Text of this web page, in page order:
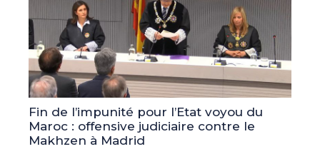
Fin de l’impunité pour l’Etat voyou du
Maroc : offensive judiciaire contre le
Makhzen à Madrid